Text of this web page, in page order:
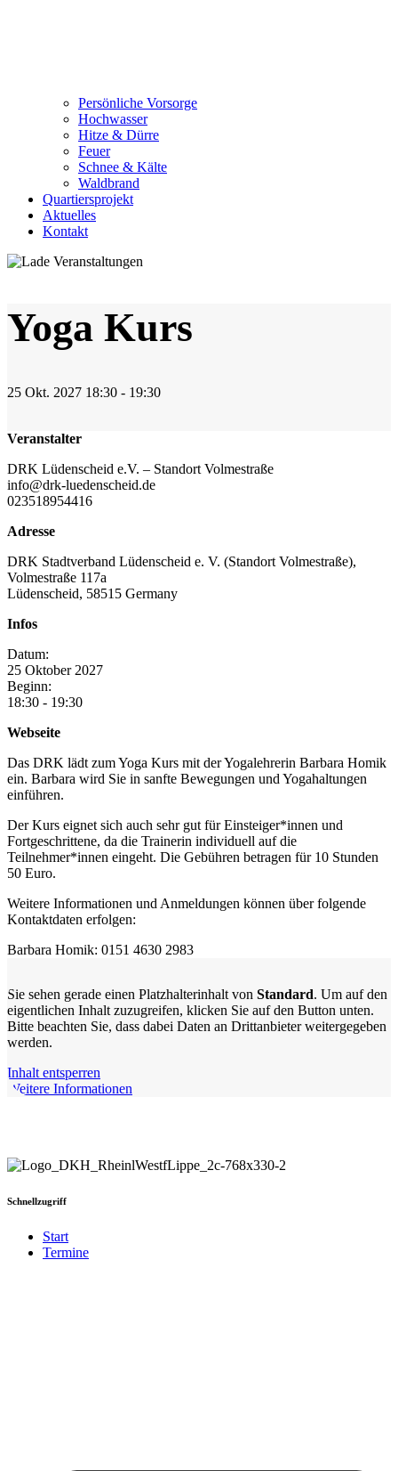
Persönliche Vorsorge
Hochwasser
Hitze & Dürre
Feuer
Schnee & Kälte
Waldbrand
Quartiersprojekt
Aktuelles
Kontakt
Yoga Kurs
25 Okt. 2027 18:30 - 19:30
Veranstalter
DRK Lüdenscheid e.V. – Standort Volmestraße
info@drk-luedenscheid.de
023518954416
Adresse
DRK Stadtverband Lüdenscheid e. V. (Standort Volmestraße),
Volmestraße 117a
Lüdenscheid, 58515 Germany
Infos
Datum:
25 Oktober 2027
Beginn:
18:30 - 19:30
Webseite
Das DRK lädt zum Yoga Kurs mit der Yogalehrerin Barbara Homik
ein. Barbara wird Sie in sanfte Bewegungen und Yogahaltungen
einführen.
Der Kurs eignet sich auch sehr gut für Einsteiger*innen und
Fortgeschrittene, da die Trainerin individuell auf die
Teilnehmer*innen eingeht. Die Gebühren betragen für 10 Stunden
50 Euro.
Weitere Informationen und Anmeldungen können über folgende
Kontaktdaten erfolgen:
Barbara Homik: 0151 4630 2983
Sie sehen gerade einen Platzhalterinhalt von Standard. Um auf den
eigentlichen Inhalt zuzugreifen, klicken Sie auf den Button unten.
Bitte beachten Sie, dass dabei Daten an Drittanbieter weitergegeben
werden.
Inhalt entsperren
Weitere Informationen
Schnellzugriff
Start
Termine